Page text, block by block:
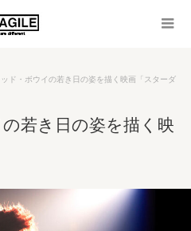
ド・ボウイの若き日の姿を描く映画「スターダ
若き日の姿を描く映